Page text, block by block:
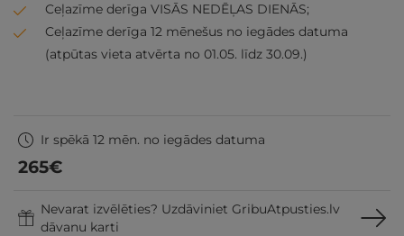
Ceļazīme derīga VISĀS NEDĒĻAS DIENĀS;
Ceļazīme derīga 12 mēnešus no iegādes datuma
(atpūtas vieta atvērta no 01.05. līdz 30.09.)
Ir spēkā 12 mēn. no iegādes datuma
265€
Nevarat izvēlēties? Uzdāviniet GribuAtpusties.lv
dāvanu karti